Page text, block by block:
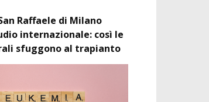
Raffaele di Milano
internazionale: così le
sfuggono al trapianto